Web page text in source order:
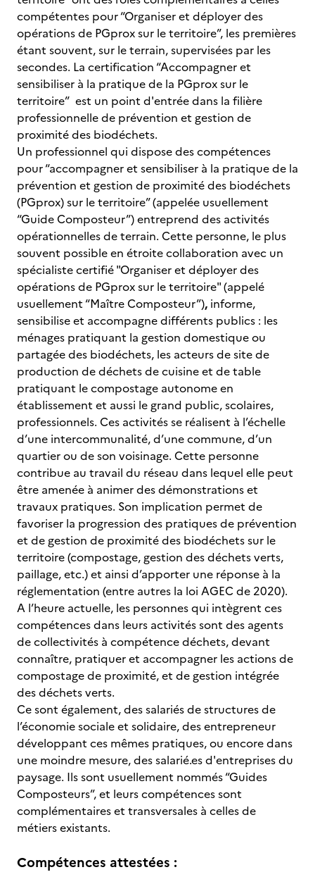
compétentes pour “Organiser et déployer des
opérations de PGprox sur le territoire”, les premières
étant souvent, sur le terrain, supervisées par les
secondes. La certification “Accompagner et
sensibiliser à la pratique de la PGprox sur le
territoire” est un point d'entrée dans la filière
professionnelle de prévention et gestion de
proximité des biodéchets.
Un professionnel qui dispose des compétences
pour “accompagner et sensibiliser à la pratique de la
prévention et gestion de proximité des biodéchets
(PGprox) sur le territoire” (appelée usuellement
“Guide Composteur”) entreprend des activités
opérationnelles de terrain. Cette personne, le plus
souvent possible en étroite collaboration avec un
spécialiste certifié "Organiser et déployer des
opérations de PGprox sur le territoire" (appelé
usuellement “Maître Composteur”), informe,
sensibilise et accompagne différents publics : les
ménages pratiquant la gestion domestique ou
partagée des biodéchets, les acteurs de site de
production de déchets de cuisine et de table
pratiquant le compostage autonome en
établissement et aussi le grand public, scolaires,
professionnels. Ces activités se réalisent à l’échelle
d’une intercommunalité, d’une commune, d’un
quartier ou de son voisinage. Cette personne
contribue au travail du réseau dans lequel elle peut
être amenée à animer des démonstrations et
travaux pratiques. Son implication permet de
favoriser la progression des pratiques de prévention
et de gestion de proximité des biodéchets sur le
territoire (compostage, gestion des déchets verts,
paillage, etc.) et ainsi d’apporter une réponse à la
réglementation (entre autres la loi AGEC de 2020).
A l’heure actuelle, les personnes qui intègrent ces
compétences dans leurs activités sont des agents
de collectivités à compétence déchets, devant
connaître, pratiquer et accompagner les actions de
compostage de proximité, et de gestion intégrée
des déchets verts.
Ce sont également, des salariés de structures de
l’économie sociale et solidaire, des entrepreneur
développant ces mêmes pratiques, ou encore dans
une moindre mesure, des salarié.es d'entreprises du
paysage. Ils sont usuellement nommés “Guides
Composteurs”, et leurs compétences sont
complémentaires et transversales à celles de
métiers existants.
Compétences attestées :